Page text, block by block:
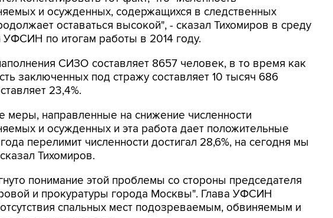
и осужденных, содержащихся в следственных
оставаться высокой", - сказал Тихомиров в среду
УФСИН по итогам работы в 2014 году.
СИЗО составляет 8657 человек, в то время как
заключенных под стражу составляет 10 тысяч 686
23,4%.
меры, направленные на снижение численности
и осужденных и эта работа дает положительные
перелимит численности достигал 28,6%, на сегодня мы
Тихомиров.
понимание этой проблемы со стороны председателя
и прокуратуры города Москвы". Глава УФСИН
спальных мест подозреваемым, обвиняемым и